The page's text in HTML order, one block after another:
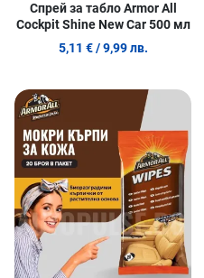
Спрей за табло Armor All
Cockpit Shine New Car 500 мл
5,11 € / 9,99 лв.
Добави в любими
Сравни продукт
Quick View